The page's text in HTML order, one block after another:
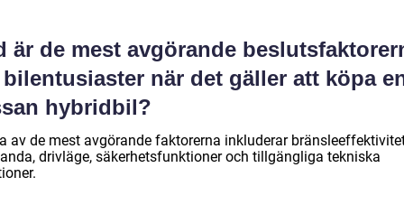
är de mest avgörande
när det gäller att köpa
hybridbil?
av de mest avgörande faktorerna inkluderar
drivläge, säkerhetsfunktioner och tillgängliga tekniska